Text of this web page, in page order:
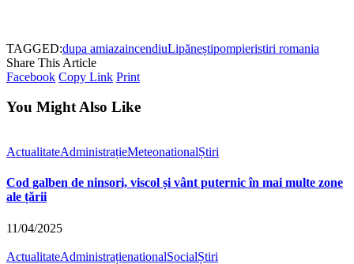
TAGGED:dupa amiazaincendiuLipăneștipompieristiri romania
Share This Article
Facebook Copy Link Print
You Might Also Like
ActualitateAdministrațieMeteonationalȘtiri
Cod galben de ninsori, viscol și vânt puternic în mai multe zone
ale țării
11/04/2025
ActualitateAdministrațienationalSocialȘtiri